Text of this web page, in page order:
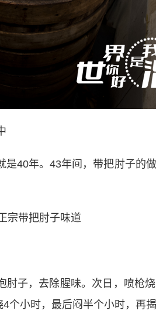
40年。43年间，带把肘子的
子，去除腥味。次日，喷枪
个小时，最后闷半个小时，再